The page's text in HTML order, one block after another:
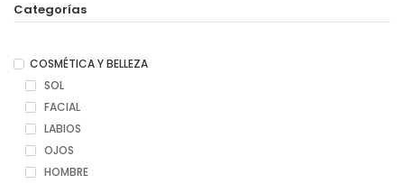
Categorías
COSMÉTICA Y BELLEZA
SOL
FACIAL
LABIOS
OJOS
HOMBRE